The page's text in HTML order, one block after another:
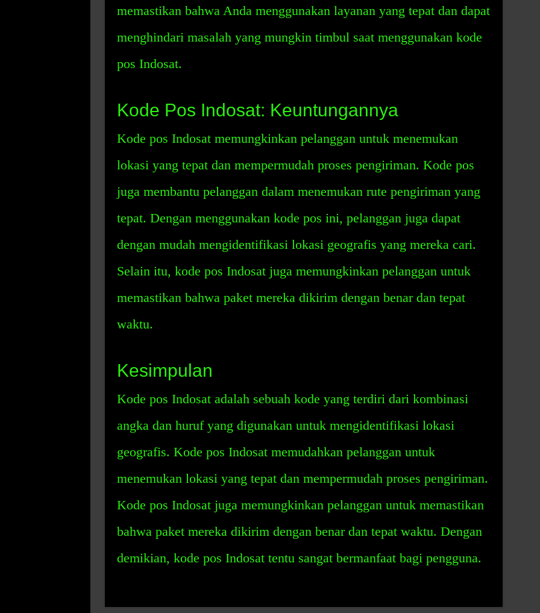
memastikan bahwa Anda menggunakan layanan yang tepat dan dapat
menghindari masalah yang mungkin timbul saat menggunakan kode
pos Indosat.
Kode Pos Indosat: Keuntungannya
Kode pos Indosat memungkinkan pelanggan untuk menemukan
lokasi yang tepat dan mempermudah proses pengiriman. Kode pos
juga membantu pelanggan dalam menemukan rute pengiriman yang
tepat. Dengan menggunakan kode pos ini, pelanggan juga dapat
dengan mudah mengidentifikasi lokasi geografis yang mereka cari.
Selain itu, kode pos Indosat juga memungkinkan pelanggan untuk
memastikan bahwa paket mereka dikirim dengan benar dan tepat
waktu.
Kesimpulan
Kode pos Indosat adalah sebuah kode yang terdiri dari kombinasi
angka dan huruf yang digunakan untuk mengidentifikasi lokasi
geografis. Kode pos Indosat memudahkan pelanggan untuk
menemukan lokasi yang tepat dan mempermudah proses pengiriman.
Kode pos Indosat juga memungkinkan pelanggan untuk memastikan
bahwa paket mereka dikirim dengan benar dan tepat waktu. Dengan
demikian, kode pos Indosat tentu sangat bermanfaat bagi pengguna.